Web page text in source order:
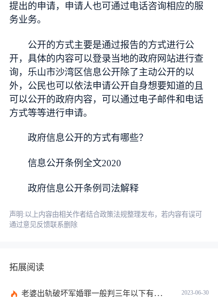
提出的申请，申请人也可通过电话咨询相应的服
务业务。
公开的方式主要是通过报告的方式进行公
开，具体的内容可以登录当地的政府网站进行查
询，乐山市沙湾区信息公开除了主动公开的以
外，公民也可以依法申请公开自身想要知道的且
可以公开的政府内容，可以通过电子邮件和电话
方式等等进行申请。
政府信息公开的方式有哪些？
信息公开条例全文2020
政府信息公开条例司法解释
声明:以上内容由相关作者结合政策法规整理发布，若内容有误可
通过意见反馈联系删除
拓展阅读
2023-06-30
老婆出轨破坏军婚罪一般判三年以下有期徒刑吗？